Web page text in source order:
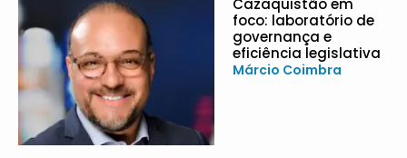
Cazaquistão em
foco: laboratório de
governança e
eficiência legislativa
Márcio Coimbra